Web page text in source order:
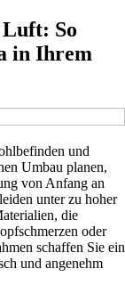
Luft: So
in Ihrem
und
Umbau planen,
von Anfang an
unter zu hoher
die
oder
schaffen Sie ein
und angenehm